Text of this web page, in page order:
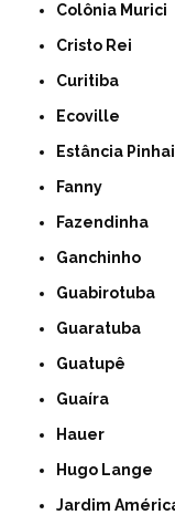
Colônia Murici
Cristo Rei
Curitiba
Ecoville
Estância
Fanny
Fazendinha
Ganchinho
Guabirotuba
Guaratuba
Guatupê
Guaíra
Hauer
Hugo Lange
Jardim